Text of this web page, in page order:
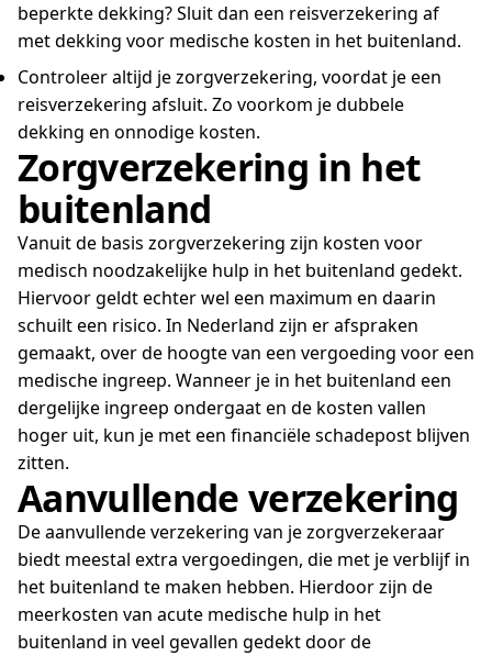
beperkte dekking? Sluit dan een reisverzekering af
met dekking voor medische kosten in het buitenland.
Controleer altijd je zorgverzekering, voordat je een
reisverzekering afsluit. Zo voorkom je dubbele
dekking en onnodige kosten.
Zorgverzekering in het
buitenland
Vanuit de basis zorgverzekering zijn kosten voor
medisch noodzakelijke hulp in het buitenland gedekt.
Hiervoor geldt echter wel een maximum en daarin
schuilt een risico. In Nederland zijn er afspraken
gemaakt, over de hoogte van een vergoeding voor een
medische ingreep. Wanneer je in het buitenland een
dergelijke ingreep ondergaat en de kosten vallen
hoger uit, kun je met een financiële schadepost blijven
zitten.
Aanvullende verzekering
De aanvullende verzekering van je zorgverzekeraar
biedt meestal extra vergoedingen, die met je verblijf in
het buitenland te maken hebben. Hierdoor zijn de
meerkosten van acute medische hulp in het
buitenland in veel gevallen gedekt door de